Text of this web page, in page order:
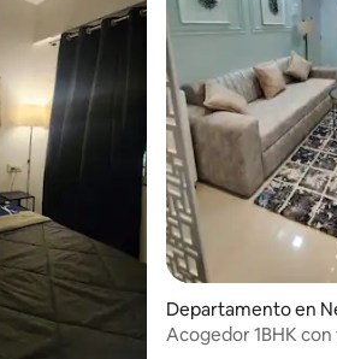
Departamento en
Acogedor 1BHK